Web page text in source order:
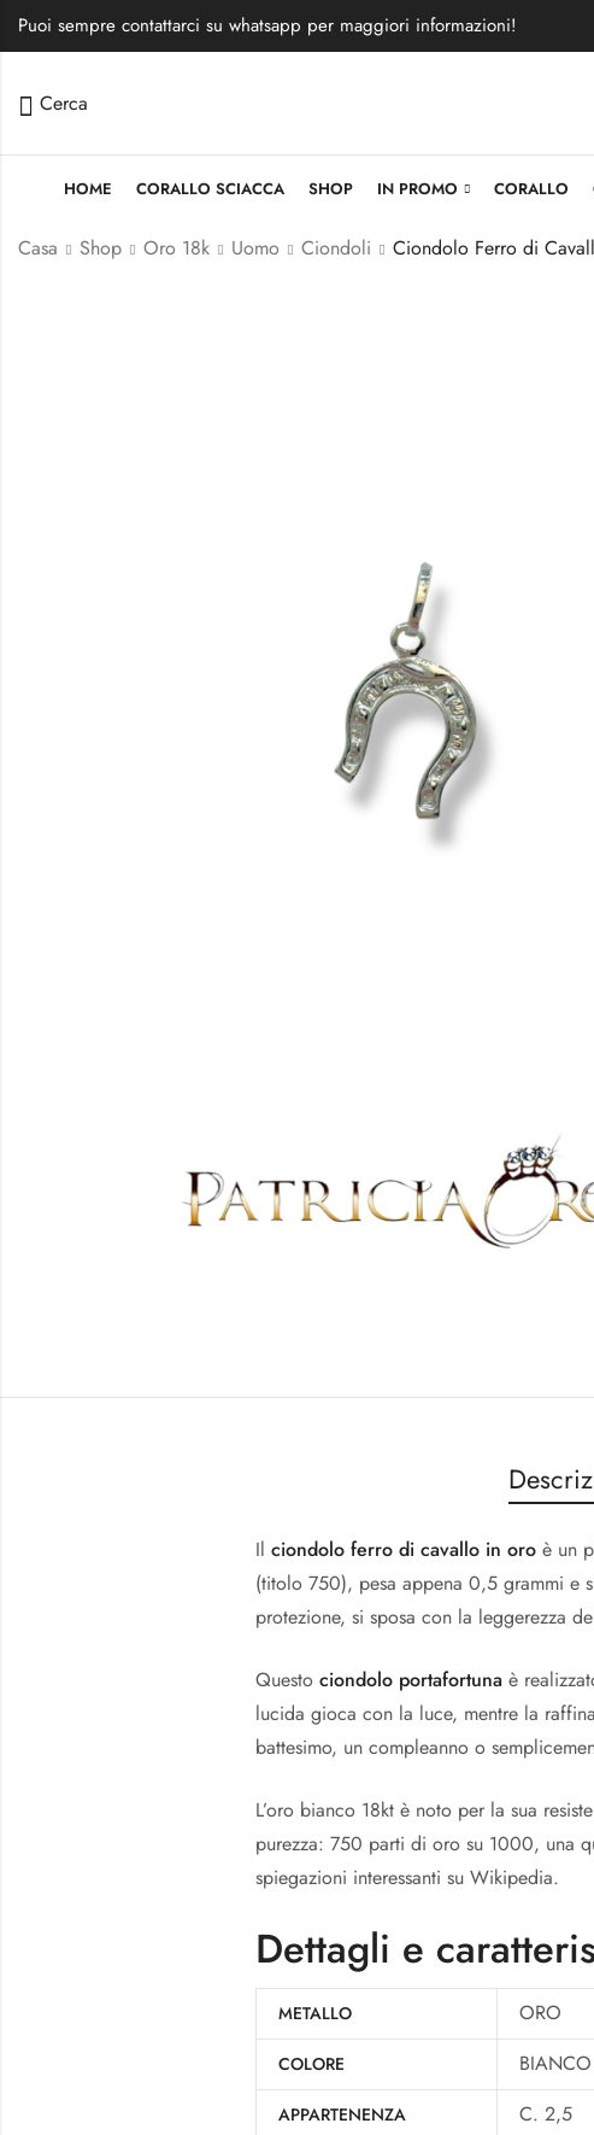
Puoi sempre contattarci su whatsapp per maggiori informazioni!
Cerca
HOME CORALLO SCIACCA SHOP IN PROMO CORALLO
Casa Shop Oro 18k Uomo Ciondoli
Ilciondolo ferro di cavallo in oro è un
(titolo 750), pesa appena 0,5 grammi e
protezione, si sposa con la leggerezza
Questociondolo portafortuna è
lucida gioca con la luce, mentre la
battesimo, un compleanno o
L’oro bianco 18kt è noto per la sua
purezza: 750 parti di oro su 1000, una
spiegazioni interessanti su Wikipedia.
Dettagli e
METALLO ORO
COLORE BIANCO
APPARTENENZA C. 2,5